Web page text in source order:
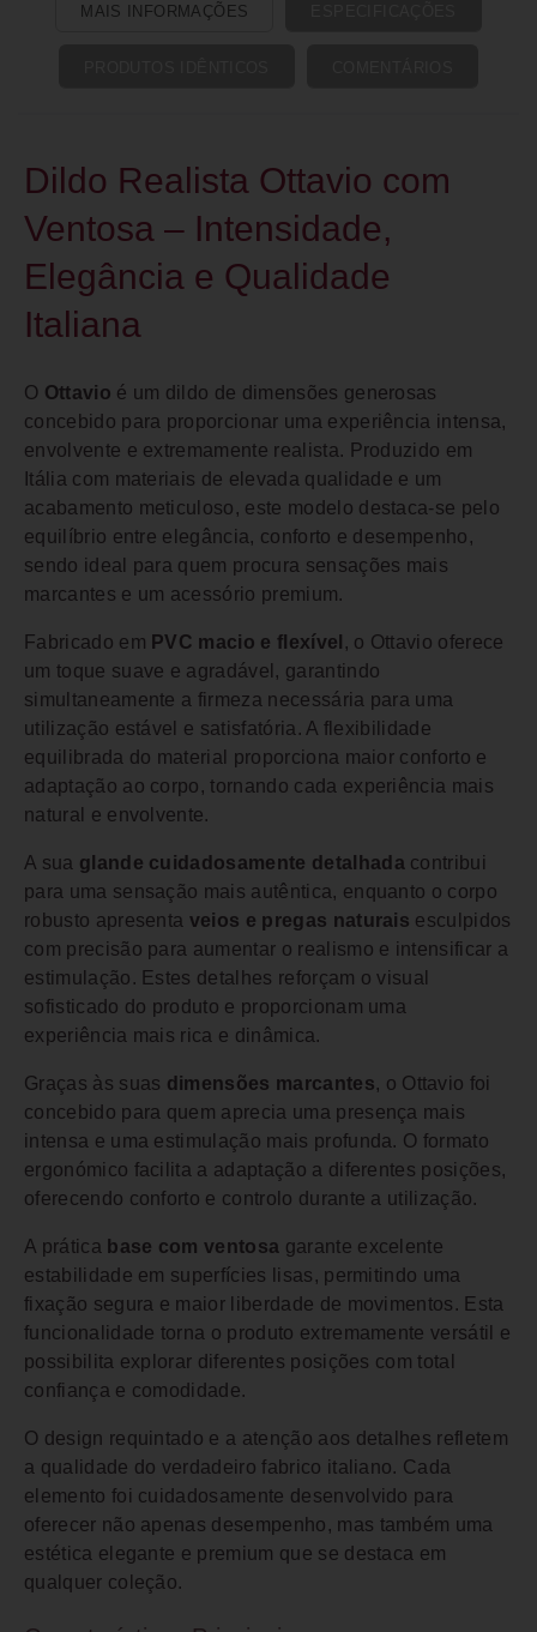
MAIS INFORMAÇÕES
Dildo Realista Ottavio com
Ventosa – Intensidade,
Elegância e Qualidade
Italiana
O Ottavio é um dildo de dimensões generosas
concebido para proporcionar uma experiência intensa,
envolvente e extremamente realista. Produzido em
Itália com materiais de elevada qualidade e um
acabamento meticuloso, este modelo destaca-se pelo
equilíbrio entre elegância, conforto e desempenho,
sendo ideal para quem procura sensações mais
marcantes e um acessório premium.
Fabricado em PVC macio e flexível , o Ottavio oferece
um toque suave e agradável, garantindo
simultaneamente a firmeza necessária para uma
utilização estável e satisfatória. A flexibilidade
equilibrada do material proporciona maior conforto e
adaptação ao corpo, tornando cada experiência mais
natural e envolvente.
A sua glande cuidadosamente detalhada contribui
para uma sensação mais autêntica, enquanto o corpo
robusto apresenta veios e pregas naturais esculpidos
com precisão para aumentar o realismo e intensificar a
estimulação. Estes detalhes reforçam o visual
sofisticado do produto e proporcionam uma
experiência mais rica e dinâmica.
Graças às suas dimensões marcantes, o Ottavio foi
concebido para quem aprecia uma presença mais
intensa e uma estimulação mais profunda. O formato
ergonómico facilita a adaptação a diferentes posições,
oferecendo conforto e controlo durante a utilização.
A prática base com ventosa garante excelente
estabilidade em superfícies lisas, permitindo uma
fixação segura e maior liberdade de movimentos. Esta
funcionalidade torna o produto extremamente versátil e
possibilita explorar diferentes posições com total
confiança e comodidade.
O design requintado e a atenção aos detalhes refletem
a qualidade do verdadeiro fabrico italiano. Cada
elemento foi cuidadosamente desenvolvido para
oferecer não apenas desempenho, mas também uma
estética elegante e premium que se destaca em
qualquer coleção.